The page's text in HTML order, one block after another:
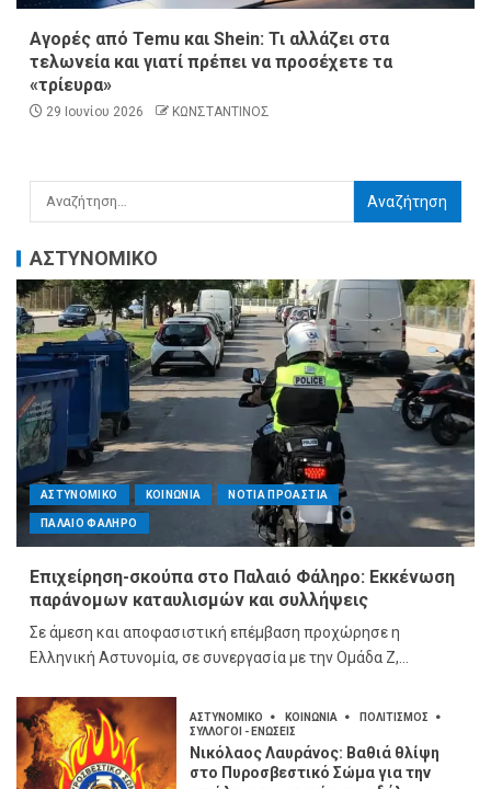
Αγορές από Temu και Shein: Τι αλλάζει στα
τελωνεία και γιατί πρέπει να προσέχετε τα
«τρίευρα»
29 Ιουνίου 2026 ΚΩΝΣΤΑΝΤΙΝΟΣ
ΑΣΤΥΝΟΜΙΚΟ
ΑΣΤΥΝΟΜΙΚΟ ΚΟΙΝΩΝΙΑ ΝΟΤΙΑ ΠΡΟΑΣΤΙΑ
ΠΑΛΑΙΟ ΦΑΛΗΡΟ
Επιχείρηση-σκούπα στο Παλαιό Φάληρο: Εκκένωση
παράνομων καταυλισμών και συλλήψεις
Σε άμεση και αποφασιστική επέμβαση προχώρησε η
Ελληνική Αστυνομία, σε συνεργασία με την Ομάδα Ζ,...
ΑΣΤΥΝΟΜΙΚΟ ΚΟΙΝΩΝΙΑ
ΠΟΛΙΤΙΣΜΟΣ
ΣΥΛΛΟΓΟΙ - ΕΝΩΣΕΙΣ
Νικόλαος Λαυράνος: Βαθιά θλίψη
στο Πυροσβεστικό Σώμα για την